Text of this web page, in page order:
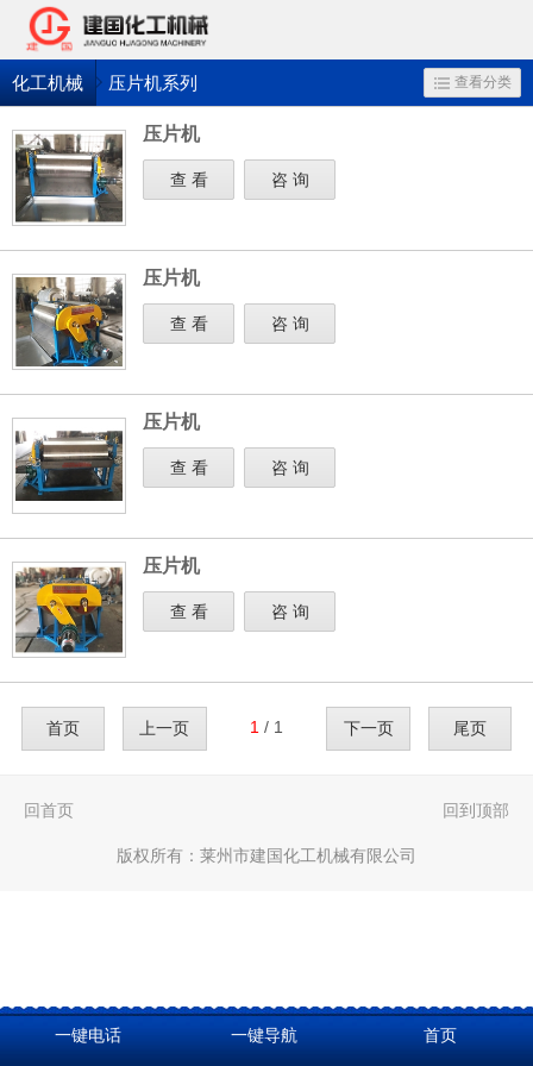
化工机械 压片机系列 查看分类
压片机
查 看 咨 询
压片机
查 看 咨 询
压片机
查 看 咨 询
压片机
查 看 咨 询
首页 上一页 1 / 1 下一页 尾页
一键电话 一键导航 首页
回首页 回到顶部
版权所有： 莱州市建国化工机械有限公司